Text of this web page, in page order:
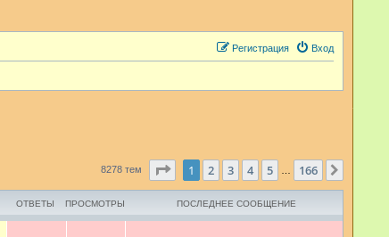
Вход
Регистрация
8278 тем Страница1 из 166
1 2 3 4 5 166
ОТВЕТЫ ПРОСМОТРЫ ПОСЛЕДНЕЕ СООБЩЕНИЕ